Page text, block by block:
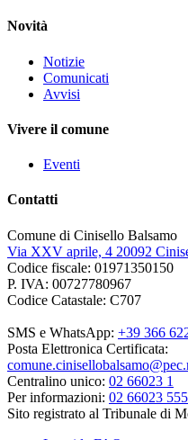
Novità
Notizie
Comunicati
Avvisi
Vivere il comune
Eventi
Contatti
Comune di Cinisello Balsamo
Via XXV aprile, 4 20092
Codice fiscale: 01971350150
P. IVA: 00727780967
Codice Catastale: C707
SMS e WhatsApp: +39 366
Posta Elettronica Certificata:
Centralino unico: 02 66023 1
Per informazioni: 02 66023 555
Sito registrato al Tribunale di